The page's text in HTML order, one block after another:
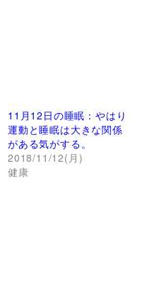
11月12日の睡眠：やはり
運動と睡眠は大きな関係
がある気がする。
2018/11/12(月)
健康